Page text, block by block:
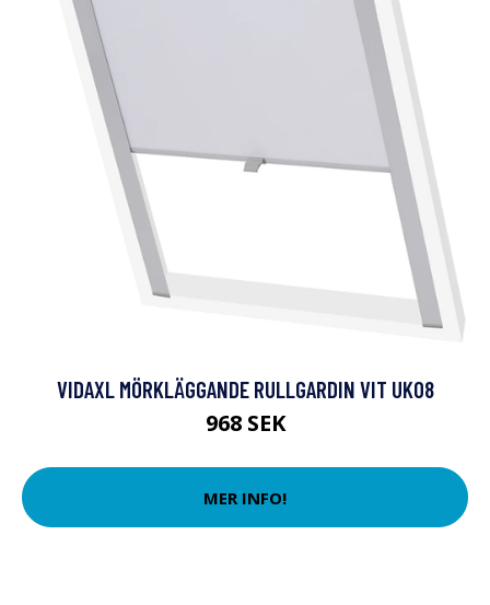
VIDAXL MÖRKLÄGGANDE RULLGARDIN VIT UK08
968 SEK
MER INFO!